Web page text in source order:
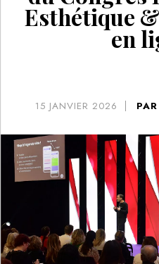
Esthétique
en
15 JANVIER 2026 PAR